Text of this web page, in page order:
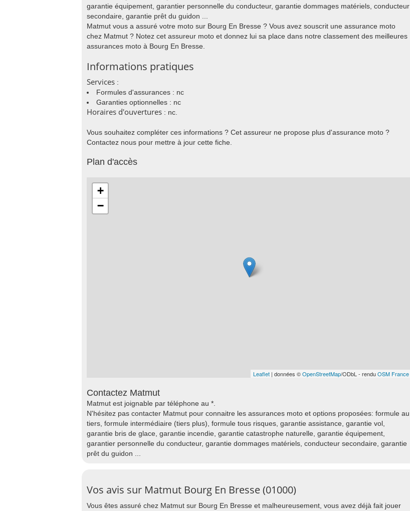
garantie équipement, garantier personnelle du conducteur, garantie dommages matériels, conducteur
secondaire, garantie prêt du guidon ...
Matmut vous a assuré votre moto sur Bourg En Bresse ? Vous avez souscrit une assurance moto
chez Matmut ? Notez cet assureur moto et donnez lui sa place dans notre classement des meilleures
assurances moto à Bourg En Bresse.
Informations pratiques
Services :
Formules d'assurances : nc
Garanties optionnelles : nc
Horaires d'ouvertures : nc.
Vous souhaitez compléter ces informations ? Cet assureur ne propose plus d'assurance moto ?
Contactez nous pour mettre à jour cette fiche.
Plan d'accès
+
−
Leaflet | données ©OpenStreetMap/ODbL - renduOSM France
Contactez Matmut
Matmut est joignable par téléphone au *.
N'hésitez pas contacter Matmut pour connaitre les assurances moto et options proposées: formule au
tiers, formule intermédiaire (tiers plus), formule tous risques, garantie assistance, garantie vol,
garantie bris de glace, garantie incendie, garantie catastrophe naturelle, garantie équipement,
garantier personnelle du conducteur, garantie dommages matériels, conducteur secondaire, garantie
prêt du guidon ...
Vos avis sur Matmut Bourg En Bresse (01000)
Vous êtes assuré chez Matmut sur Bourg En Bresse et malheureusement, vous avez déjà fait jouer